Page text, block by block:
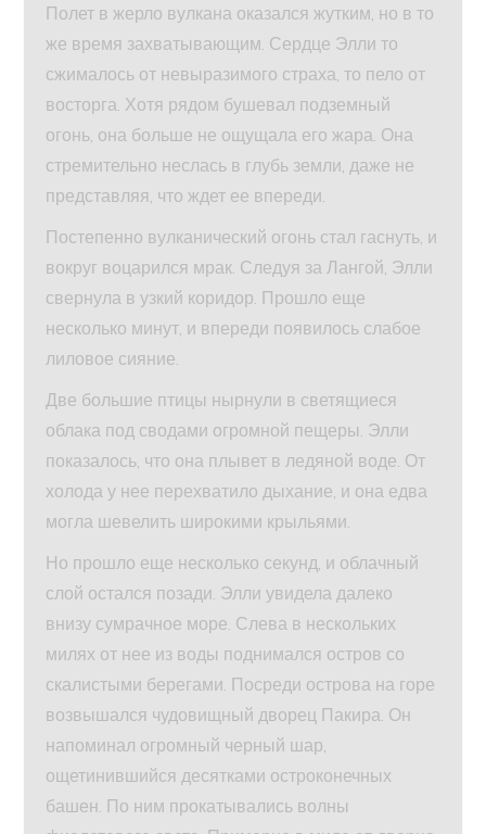
Полет в жерло вулкана оказался жутким, но в то
же время захватывающим. Сердце Элли то
сжималось от невыразимого страха, то пело от
восторга. Хотя рядом бушевал подземный
огонь, она больше не ощущала его жара. Она
стремительно неслась в глубь земли, даже не
представляя, что ждет ее впереди.
Постепенно вулканический огонь стал гаснуть, и
вокруг воцарился мрак. Следуя за Лангой, Элли
свернула в узкий коридор. Прошло еще
несколько минут, и впереди появилось слабое
лиловое сияние.
Две большие птицы нырнули в светящиеся
облака под сводами огромной пещеры. Элли
показалось, что она плывет в ледяной воде. От
холода у нее перехватило дыхание, и она едва
могла шевелить широкими крыльями.
Но прошло еще несколько секунд, и облачный
слой остался позади. Элли увидела далеко
внизу сумрачное море. Слева в нескольких
милях от нее из воды поднимался остров со
скалистыми берегами. Посреди острова на горе
возвышался чудовищный дворец Пакира. Он
напоминал огромный черный шар,
ощетинившийся десятками остроконечных
башен. По ним прокатывались волны